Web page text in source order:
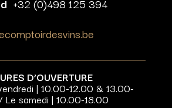
+32 (0)498 125 394
D’OUVERTURE
| 10.00-12.00 & 13.00-
Le samedi | 10.00-18.00